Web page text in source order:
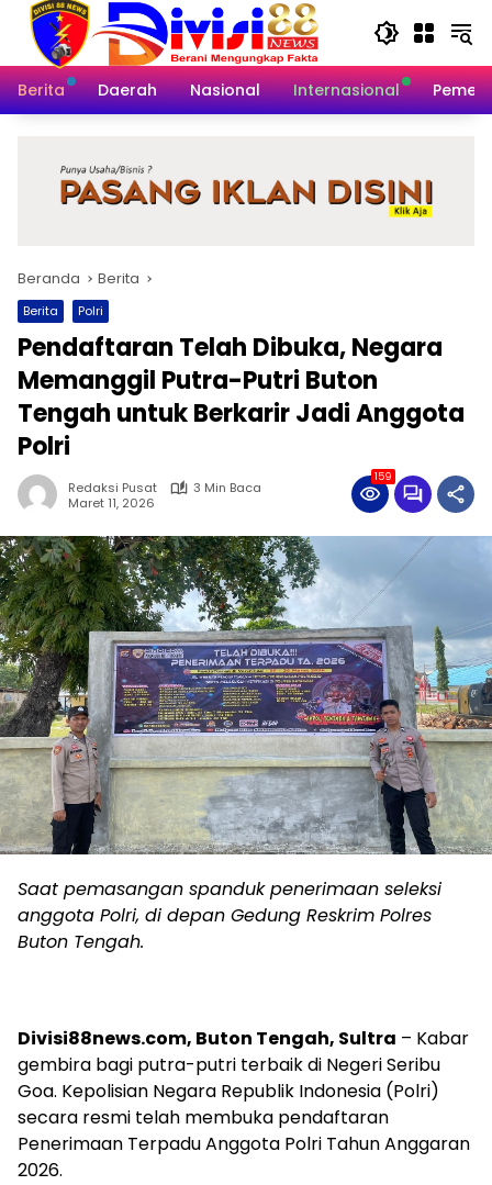
Langsung
konten
Berita
Daerah Nasional Internasional
Beranda Berita
Berita Polri
Pendaftaran Telah Dibuka, Negara
Memanggil Putra-Putri Buton
Tengah untuk Berkarir Jadi Anggota
Polri
Redaksi Pusat
3 Min Baca
Maret 11, 2026
159
Saat pemasangan spanduk penerimaan seleksi
anggota Polri, di depan Gedung Reskrim Polres
Buton Tengah.
Divisi88news.com, Buton Tengah, Sultra – Kabar
gembira bagi putra-putri terbaik di Negeri Seribu
Goa. Kepolisian Negara Republik Indonesia (Polri)
secara resmi telah membuka pendaftaran
Penerimaan Terpadu Anggota Polri Tahun Anggaran
2026.